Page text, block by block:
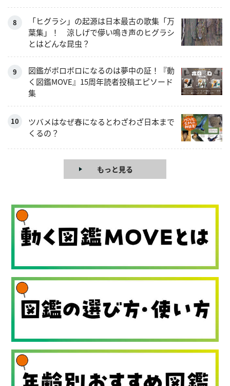
「ヒグラシ」の起源は日本最古の歌集「万
葉集」！ 涼しげで儚い鳴き声のヒグラシ
とはどんな昆虫？
図鑑がボロボロになるのは夢中の証！『動
く図鑑MOVE』15周年読者投稿エピソード
集
ツバメはなぜ春になるとわざわざ日本まで
くるの？
もっと見る